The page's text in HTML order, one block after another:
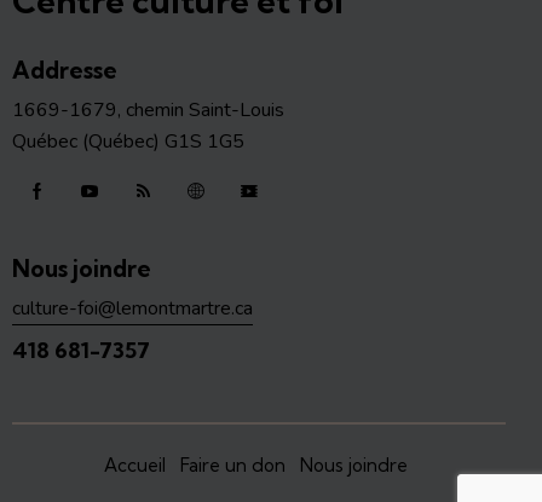
Addresse
1669-1679, chemin Saint-Louis
Québec (Québec) G1S 1G5
Nous joindre
culture-foi@lemontmartre.ca
418 681-7357
Accueil Faire un don Nous joindre